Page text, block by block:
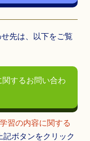
先は、以下をご覧
するお問い合わ
習の内容に関する
記ボタンをクリック